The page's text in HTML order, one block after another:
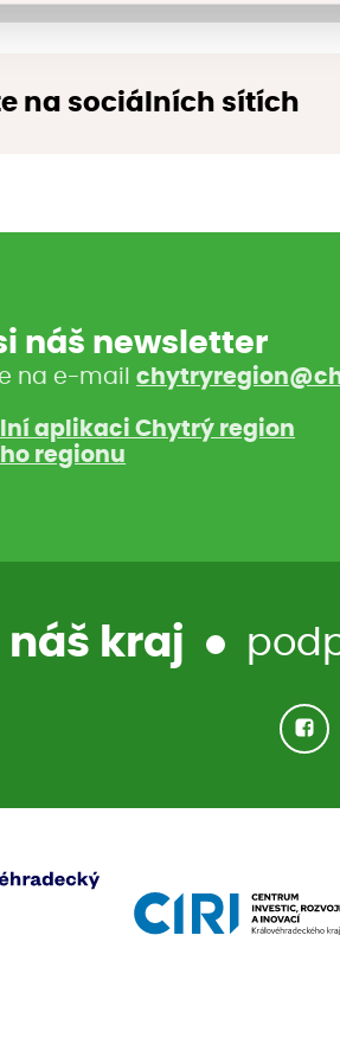
na sociálních sítích
náš newsletter
na e-mail
aplikaci Chytrý region
regionu
náš kraj